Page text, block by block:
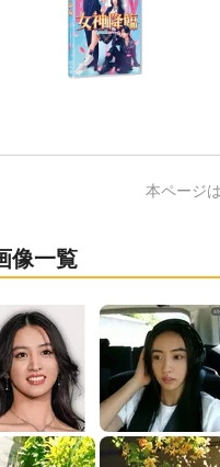
本ページ
像一覧